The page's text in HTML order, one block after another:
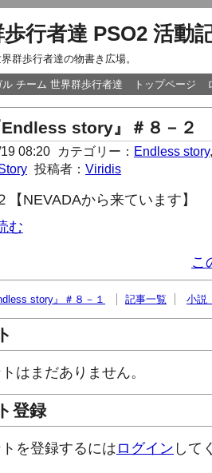
行者達 PSO2 活動
群歩行者達の物書き広場。
ル チーム 世界群歩行者達 トップページ
story』＃８－２
08:20 カテゴリー： Endless story
投稿者： Viridis
【NEVADAから来ています】
む
こ
story』＃８－１ 記事一覧 小説
はまだありません。
登録
を登録するには ログイン して